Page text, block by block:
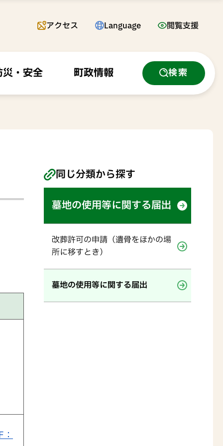
アクセス Language 閲覧支援
災・安全 町政情報 検索
：
同じ分類から探す
墓地の使用等に関する届出
改葬許可の申請（遺骨をほかの場
所に移すとき）
墓地の使用等に関する届出